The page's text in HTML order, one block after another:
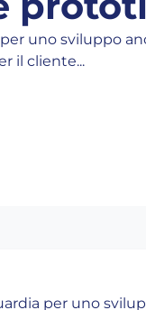
uno sviluppo
il cliente...
per uno